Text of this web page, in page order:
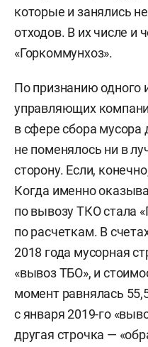
которые и занялись
отходов. В их числе и
«Горкоммунхоз».
По признанию одного
управляющих
в сфере сбора мусора
не поменялось ни в
сторону. Если,
Когда именно
по вывозу ТКО стала
по расчеткам. В
2018 года мусорная
«вывоз ТБО», и
момент равнялась
с января 2019-го
другая строчка —